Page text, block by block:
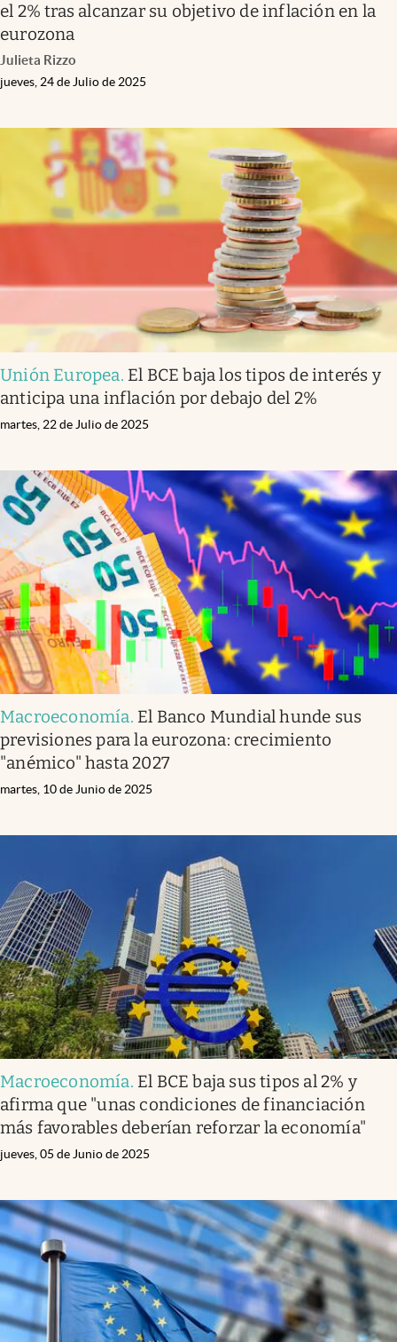
el 2% tras alcanzar su objetivo de inflación en la
eurozona
Julieta Rizzo
jueves, 24 de Julio de 2025
Unión Europea. El BCE baja los tipos de interés y
anticipa una inflación por debajo del 2%
martes, 22 de Julio de 2025
Macroeconomía. El Banco Mundial hunde sus
previsiones para la eurozona: crecimiento
"anémico" hasta 2027
martes, 10 de Junio de 2025
Macroeconomía. El BCE baja sus tipos al 2% y
afirma que "unas condiciones de financiación
más favorables deberían reforzar la economía"
jueves, 05 de Junio de 2025